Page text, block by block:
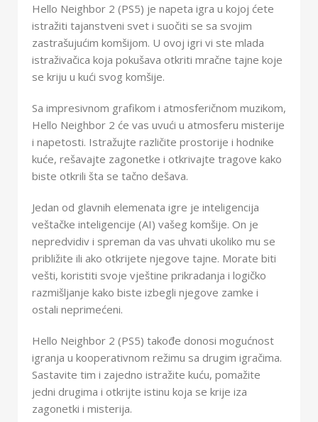
Hello Neighbor 2 (PS5) je napeta igra u kojoj ćete
istražiti tajanstveni svet i suočiti se sa svojim
zastrašujućim komšijom. U ovoj igri vi ste mlada
istraživačica koja pokušava otkriti mračne tajne koje
se kriju u kući svog komšije.
Sa impresivnom grafikom i atmosferičnom muzikom,
Hello Neighbor 2 će vas uvući u atmosferu misterije
i napetosti. Istražujte različite prostorije i hodnike
kuće, rešavajte zagonetke i otkrivajte tragove kako
biste otkrili šta se tačno dešava.
Jedan od glavnih elemenata igre je inteligencija
veštačke inteligencije (AI) vašeg komšije. On je
nepredvidiv i spreman da vas uhvati ukoliko mu se
približite ili ako otkrijete njegove tajne. Morate biti
vešti, koristiti svoje vještine prikradanja i logičko
razmišljanje kako biste izbegli njegove zamke i
ostali neprimećeni.
Hello Neighbor 2 (PS5) takođe donosi mogućnost
igranja u kooperativnom režimu sa drugim igračima.
Sastavite tim i zajedno istražite kuću, pomažite
jedni drugima i otkrijte istinu koja se krije iza
zagonetki i misterija.